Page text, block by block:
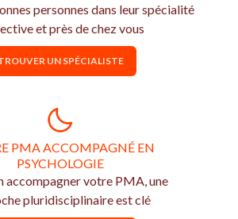
personnes dans leur spécialité
et près de chez vous
UN SPÉCIALISTE
PMA ACCOMPAGNÉ EN
PSYCHOLOGIE
accompagner votre PMA, une
pluridisciplinaire est clé